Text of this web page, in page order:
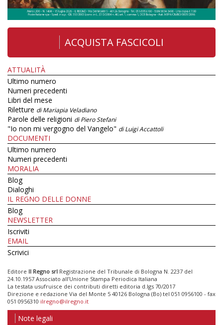
ACQUISTA FASCICOLI
ATTUALITÀ
Ultimo numero
Numeri precedenti
Libri del mese
Riletture di Mariapia Veladiano
Parole delle religioni di Piero Stefani
"Io non mi vergogno del Vangelo" di Luigi Accattoli
DOCUMENTI
Ultimo numero
Numeri precedenti
MORALIA
Blog
Dialoghi
IL REGNO DELLE DONNE
Blog
NEWSLETTER
Iscriviti
EMAIL
Scrivici
Editore Il Regno srl Registrazione del Tribunale di Bologna N. 2237 del
24.10.1957 Associato all’Unione Stampa Periodica Italiana
La testata usufruisce dei contributi diretti editoria d.lgs 70/2017
Direzione e redazione Via del Monte 5 40126 Bologna (Bo) tel 051 0956100 - fax
051 0956310 ilregno@ilregno.it
Note legali